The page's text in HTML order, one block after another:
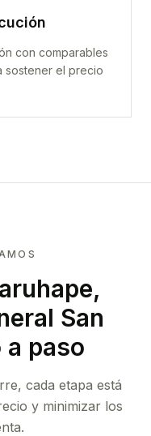
con comparables
sostener el precio
San
a paso
cada etapa está
y minimizar los